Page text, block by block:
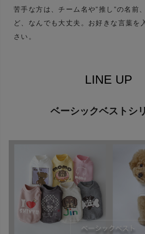
苦手な方は、チーム名や”推し”の名前
ど、なんでも大丈夫。お好きな言葉を
さい。
LINE UP
ベーシックベストシ